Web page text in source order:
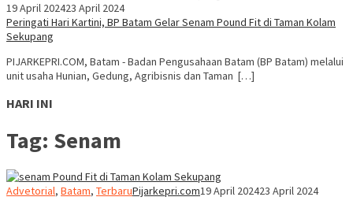
19 April 202423 April 2024
Peringati Hari Kartini, BP Batam Gelar Senam Pound Fit di Taman Kolam
Sekupang
PIJARKEPRI.COM, Batam - Badan Pengusahaan Batam (BP Batam) melalui
unit usaha Hunian, Gedung, Agribisnis dan Taman […]
HARI INI
Tag: Senam
Advetorial, Batam, TerbaruPijarkepri.com19 April 202423 April 2024